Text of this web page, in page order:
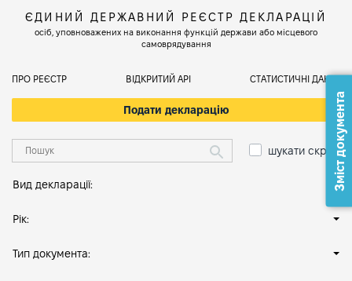
ЄДИНИЙ ДЕРЖАВНИЙ РЕЄСТР ДЕКЛАРАЦІЙ
осіб, уповноважених на виконання функцій держави або місцевого
самоврядування
ПРО РЕЄСТР ВІДКРИТИЙ АРІ СТАТИСТИЧНІ ДАНІ
Подати декларацію
шукати скрізь
Вид декларації:
Рік:
Тип документа:
Зміст документа